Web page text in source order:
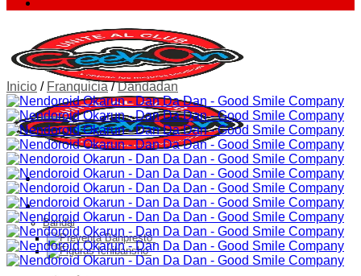
FIGURAS
Bandai
Inicio / Franquicia / Dandadan